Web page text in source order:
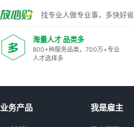
找专业人做专业事，多快好省
海量人才 品类多
800+种服务品类，700万+专业
人才选择多
业务产品 我是雇主